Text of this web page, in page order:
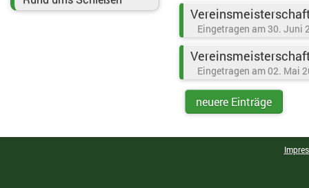
Eingetragen am 30. Juni
Eingetragen am 02. Mai
neuere Einträge